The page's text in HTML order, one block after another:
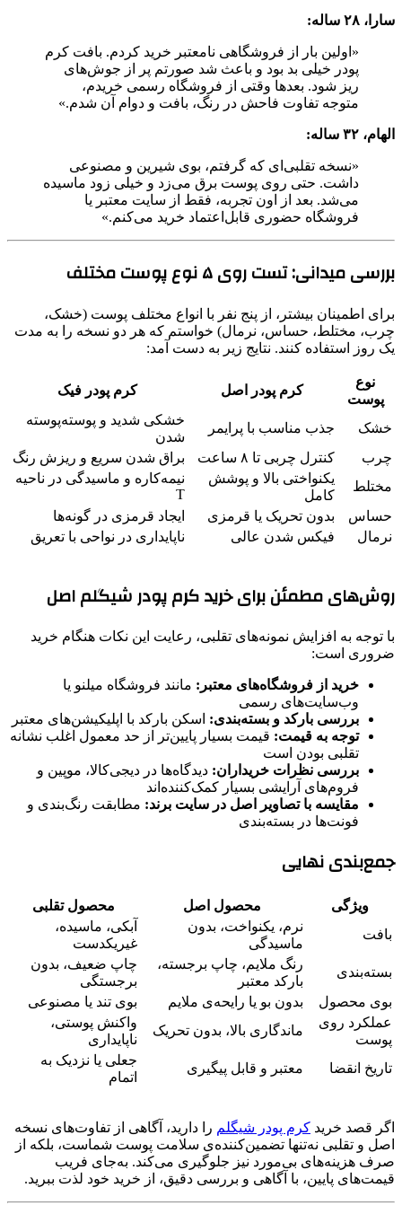
سارا، ۲۸ ساله:
«اولین بار از فروشگاهی نامعتبر خرید کردم. بافت کرم
پودر خیلی بد بود و باعث شد صورتم پر از جوش‌های
ریز شود. بعدها وقتی از فروشگاه رسمی خریدم،
متوجه تفاوت فاحش در رنگ، بافت و دوام آن شدم.»
الهام، ۳۲ ساله:
«نسخه تقلبی‌ای که گرفتم، بوی شیرین و مصنوعی
داشت. حتی روی پوست برق می‌زد و خیلی زود ماسیده
می‌شد. بعد از اون تجربه، فقط از سایت معتبر یا
فروشگاه حضوری قابل‌اعتماد خرید می‌کنم.»
بررسی میدانی: تست روی ۵ نوع پوست مختلف
برای اطمینان بیشتر، از پنج نفر با انواع مختلف پوست (خشک،
چرب، مختلط، حساس، نرمال) خواستم که هر دو نسخه را به مدت
یک روز استفاده کنند. نتایج زیر به دست آمد:
نوع
پوست
کرم پودر اصل کرم پودر فیک
خشک جذب مناسب با پرایمر
خشکی شدید و پوسته‌پوسته
شدن
چرب
کنترل چربی تا ۸ ساعت
براق شدن سریع و ریزش رنگ
مختلط
یکنواختی بالا و پوشش
کامل
نیمه‌کاره و ماسیدگی در ناحیه
T
حساس
بدون تحریک یا قرمزی
ایجاد قرمزی در گونه‌ها
نرمال
فیکس شدن عالی ناپایداری در نواحی با تعریق
روش‌های مطمئن برای خرید کرم پودر شیگلم اصل
با توجه به افزایش نمونه‌های تقلبی، رعایت این نکات هنگام خرید
ضروری است:
خرید از فروشگاه‌های معتبر: مانند فروشگاه میلنو یا
وب‌سایت‌های رسمی
بررسی بارکد و بسته‌بندی: اسکن بارکد با اپلیکیشن‌های معتبر
توجه به قیمت: قیمت بسیار پایین‌تر از حد معمول اغلب نشانه
تقلبی بودن است
بررسی نظرات خریداران: دیدگاه‌ها در دیجی‌کالا، موپین و
فروم‌های آرایشی بسیار کمک‌کننده‌اند
مقایسه با تصاویر اصل در سایت برند: مطابقت رنگ‌بندی و
فونت‌ها در بسته‌بندی
جمع‌بندی نهایی
ویژگی محصول اصل
محصول تقلبی
بافت
نرم، یکنواخت، بدون
ماسیدگی
آبکی، ماسیده،
غیریکدست
بسته‌بندی
رنگ ملایم، چاپ برجسته،
بارکد معتبر
چاپ ضعیف، بدون
برجستگی
بوی محصول
بدون بو یا رایحه‌ی ملایم
بوی تند یا مصنوعی
عملکرد روی
پوست
ماندگاری بالا، بدون تحریک
واکنش پوستی،
ناپایداری
تاریخ انقضا
معتبر و قابل پیگیری
جعلی یا نزدیک به
اتمام
اگر قصد خرید کرم پودر شیگلم را دارید، آگاهی از تفاوت‌های نسخه
اصل و تقلبی نه‌تنها تضمین‌کننده‌ی سلامت پوست شماست، بلکه از
صرف هزینه‌های بی‌مورد نیز جلوگیری می‌کند. به‌جای فریب
قیمت‌های پایین، با آگاهی و بررسی دقیق، از خرید خود لذت ببرید.